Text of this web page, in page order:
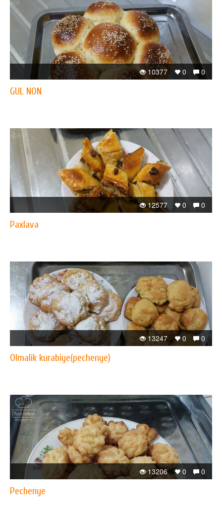
0
0
10377
GUL NON
0
0
12577
Paxlava
0
0
13247
Olmalik kurabiye(pechenye)
0
0
13206
Pechenye